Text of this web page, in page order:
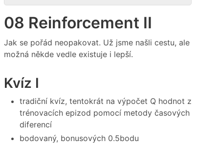
08 Reinforcement II
Jak se pořád neopakovat. Už jsme našli cestu, ale
možná někde vedle existuje i lepší.
Kvíz I
tradiční kvíz, tentokrát na výpočet Q hodnot z
trénovacích epizod pomocí metody časových
diferencí
bodovaný, bonusových 0.5bodu